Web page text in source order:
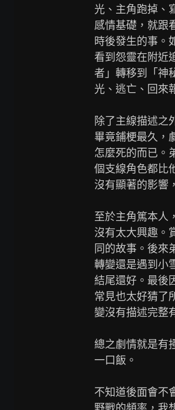
光、主角跑掉、
感情基礎，就跟
時後發生的事。
看到怨靈在附近
者」轉移到「神
光、逃亡、回來
除了主線描述之
畢竟鋪梗最久，
怎麼死的而已。
個支線角色都比
沒有顯著的影響
至於主角篤本人
沒有太大興趣。
同的故事。後來
轉變還是遇到小
結尾還好。最後
常見也太好猜了
變沒有描述完整
總之劇情就是有
一口飯。
不知道後面會不